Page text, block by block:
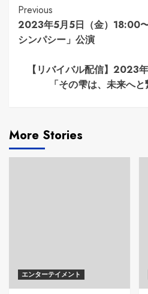
Continue
Reading
Previous
2023年5月5日（金）18:00
シンパシー」公演
【リバイバル配信】2023
「その雫は、未来へ
More Stories
エンターテイメント